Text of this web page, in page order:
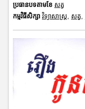
ប្រធានបទតាមខែ សត្វ
កម្មវិធីសិក្សា វិទ្យាសាស្រ្ត សត្វ